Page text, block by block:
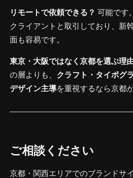
リモートで依頼できる？ 可能です
クライアントと取引しており、新
面も容易です。
東京・大阪ではなく京都を選ぶ理
の層よりも、 クラフト・タイポグ
デザイン主導を重視するなら京都
ご相談ください
京都・関西エリアでのブランドサ